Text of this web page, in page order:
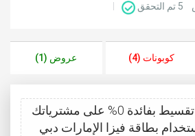
5 تم التحقق
عروض (1) كوبونات (4)
استمتع بخطة تقسيط بفائدة 0% على مشترياتك
بطاقة فيزا الإمارات دبي